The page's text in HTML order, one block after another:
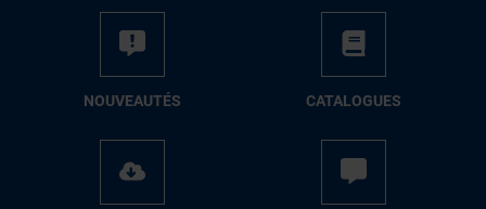
NOUVEAUTÉS CATALOGUES